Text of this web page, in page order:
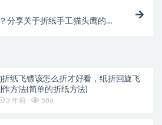
分享关于折纸手工猫头鹰的制
折纸飞镖该怎么折才好看，纸折回旋飞
作方法(简单的折纸方法)
3 年前 586